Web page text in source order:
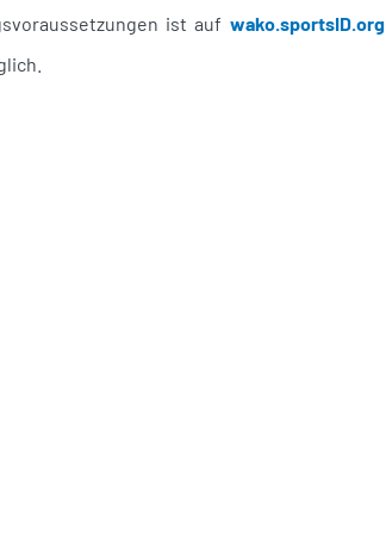
ist auf wako.sportsID.org